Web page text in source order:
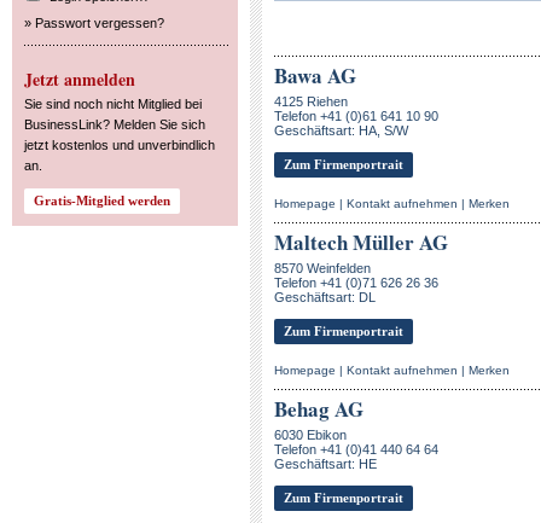
» Passwort vergessen?
Jetzt anmelden
Sie sind noch nicht Mitglied bei
BusinessLink? Melden Sie sich
jetzt kostenlos und unverbindlich
an.
Bawa AG
4125 Riehen
Telefon +41 (0)61 641 10 90
Geschäftsart: HA, S/W
Zum Firmenportrait
Homepage | Kontakt aufnehmen | Merken
Maltech Müller AG
8570 Weinfelden
Telefon +41 (0)71 626 26 36
Geschäftsart: DL
Zum Firmenportrait
Homepage | Kontakt aufnehmen | Merken
Behag AG
6030 Ebikon
Telefon +41 (0)41 440 64 64
Geschäftsart: HE
Zum Firmenportrait